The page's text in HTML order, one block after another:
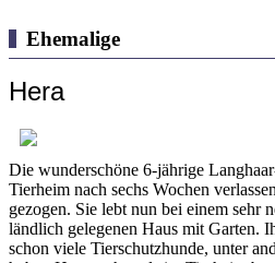
Ehemalige
Hera
Die wunderschöne 6-jährige
Tierheim nach sechs Wochen
gezogen. Sie lebt nun bei einem sehr
ländlich gelegenen Haus mit Garten.
schon viele Tierschutzhunde, unter